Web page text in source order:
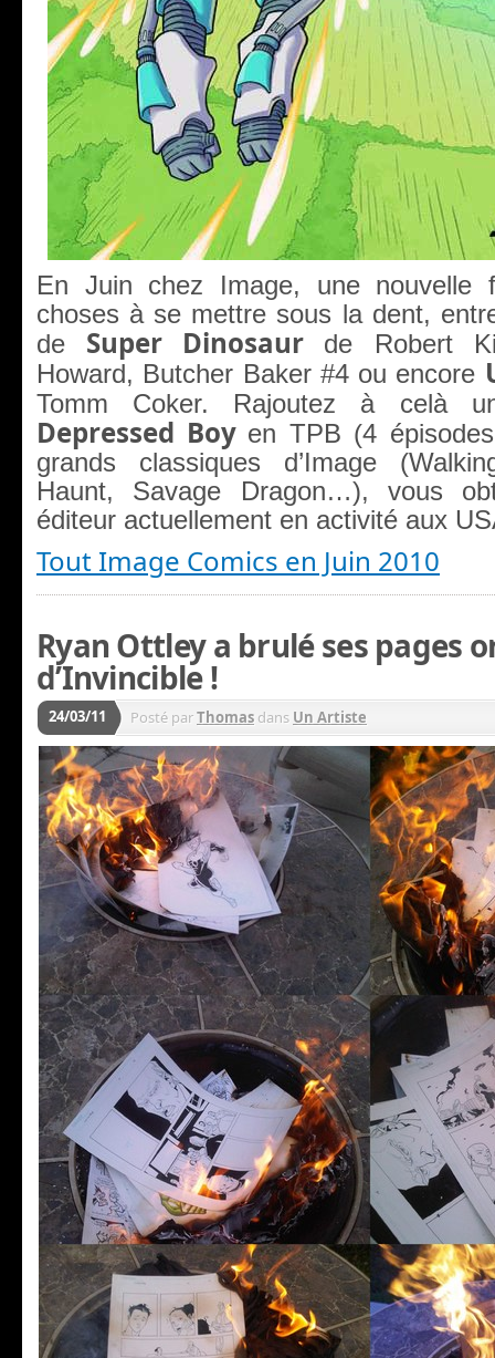
En Juin chez Image, une nouvelle
choses à se mettre sous la dent,
de Super Dinosaur
de Robert
Howard, Butcher Baker #4 ou encore
Tomm Coker. Rajoutez à celà
Depressed Boy en TPB (4
grands classiques d’Image
Haunt, Savage Dragon…), vous
éditeur actuellement en activité aux
Tout Image Comics en Juin 2010
Ryan Ottley a brulé ses pages
d’Invincible !
24/03/11 Posté parThomas dans Un Artiste